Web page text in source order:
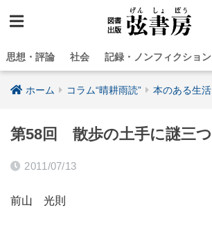
思想・評論 社会 記録・ノンフィクション
ホーム コラム“晴耕雨読” 本のある生活
第58回 散歩の土手に謎三つ
2011/07/13
前山 光則